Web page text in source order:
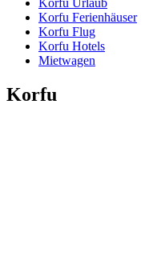
Korfu Urlaub
Korfu Ferienhäuser
Korfu Flug
Korfu Hotels
Mietwagen
Korfu